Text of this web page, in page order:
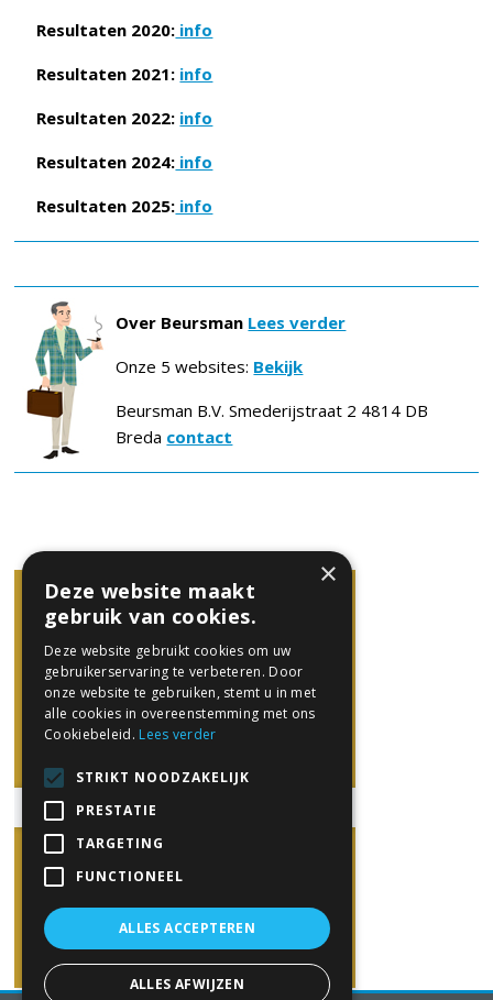
Resultaten 2020: info
Resultaten 2021: info
Resultaten 2022: info
Resultaten 2024: info
Resultaten 2025: info
Over Beursman Lees verder
Onze 5 websites: Bekijk
Beursman B.V. Smederijstraat 2 4814 DB
Breda contact
×
Deze website maakt
gebruik van cookies.
Deze website gebruikt cookies om uw
gebruikerservaring te verbeteren. Door
onze website te gebruiken, stemt u in met
alle cookies in overeenstemming met ons
Cookiebeleid. Lees verder
STRIKT NOODZAKELIJK
PRESTATIE
TARGETING
FUNCTIONEEL
ALLES ACCEPTEREN
ALLES AFWIJZEN